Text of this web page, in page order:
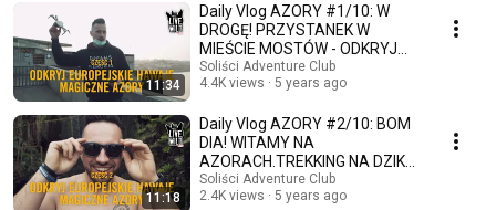
11:34
Daily Vlog AZORY #1/10: W
DROGĘ! PRZYSTANEK W
MIEŚCIE MOSTÓW - ODKRYJ
SEKRETY PORTO
Soliści Adventure Club
4.4K views
5 years ago
11:18
Daily Vlog AZORY #2/10: BOM
DIA! WITAMY NA
AZORACH.TREKKING NA DZIKĄ
PLAŻĘ I WYJĄTKOWA
KOLACJA
Soliści Adventure Club
2.4K views
5 years ago